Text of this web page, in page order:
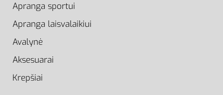
Apranga sportui
Apranga laisvalaikiui
Avalynė
Aksesuarai
Krepšiai